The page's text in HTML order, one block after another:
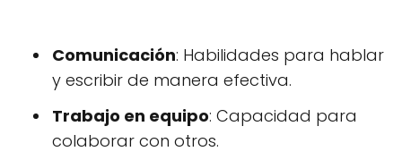
Comunicación: Habilidades para hablar
y escribir de manera efectiva.
Trabajo en equipo: Capacidad para
colaborar con otros.